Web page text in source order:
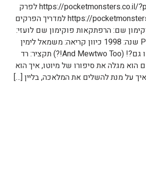
לפרק הקודם: https://pocketmonsters.co.il/?p=3488 לפרק
הבא: https://pocketmonsters.co.il/?p=3984 למדריך הפרקים
שם: הרפתקאות פוקימון שם לועזי:
Pokemon Adventures שנה: 1998 כיוון קריאה: משמאל לימין
מספר: 034 שם: ומיוטו גם?! (And Mewtwo Too!?) תקציר: רד
הוא מגלה את סיפורו של מיוטו, איך הוא
על מנת להשלים את המלאכה, בליין […]